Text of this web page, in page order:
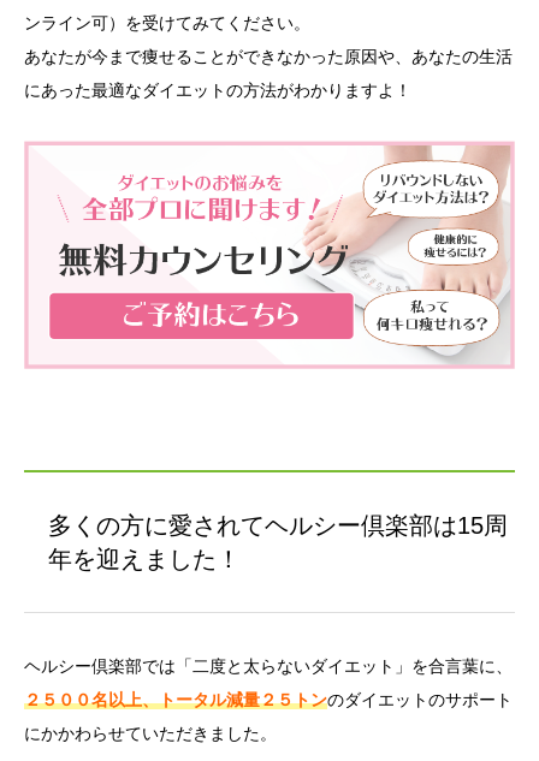
ンライン可）を受けてみてください。
あなたが今まで痩せることができなかった原因や、あなたの生活
にあった最適なダイエットの方法がわかりますよ！
多くの方に愛されてヘルシー倶楽部は15周
年を迎えました！
ヘルシー倶楽部では「二度と太らないダイエット」を合言葉に、
２５００名以上、トータル減量２５トンのダイエットのサポート
にかかわらせていただきました。